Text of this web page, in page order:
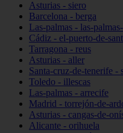
Asturias - siero
Barcelona - berga
Las-palmas - las-
Cádiz - el-puerto-de-
Tarragona - reus
Asturias - aller
Santa-cruz-de-tenerife -
Toledo - illescas
Las-palmas - arrecife
Madrid - torrejón-de-
Asturias - cangas-de-
Alicante - orihuela